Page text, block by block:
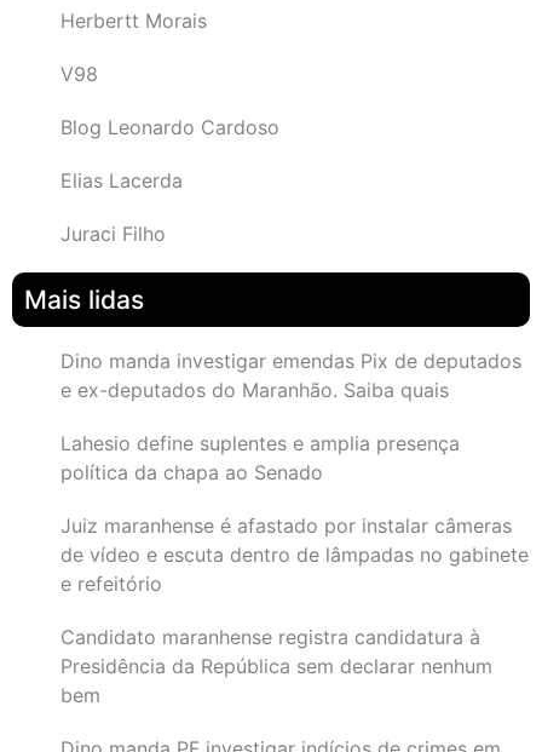
Herbertt Morais
V98
Blog Leonardo Cardoso
Elias Lacerda
Juraci Filho
Mais lidas
Dino manda investigar emendas Pix de deputados
e ex-deputados do Maranhão. Saiba quais
Lahesio define suplentes e amplia presença
política da chapa ao Senado
Juiz maranhense é afastado por instalar câmeras
de vídeo e escuta dentro de lâmpadas no gabinete
e refeitório
Candidato maranhense registra candidatura à
Presidência da República sem declarar nenhum
bem